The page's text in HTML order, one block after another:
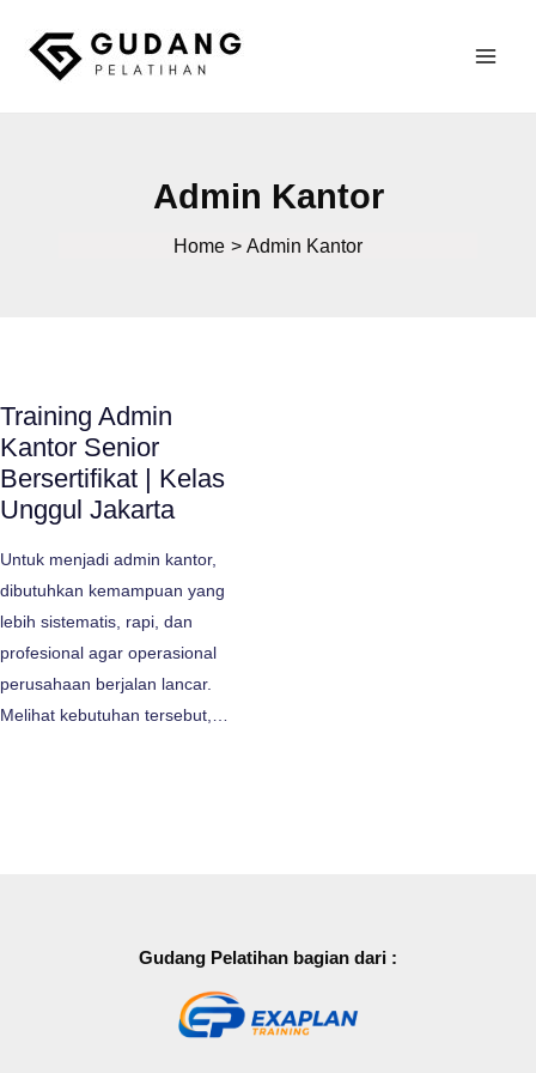
content
Admin Kantor
Home Admin Kantor
Training Admin
Kantor Senior
Bersertifikat | Kelas
Unggul Jakarta
Untuk menjadi admin kantor,
dibutuhkan kemampuan yang
lebih sistematis, rapi, dan
profesional agar operasional
perusahaan berjalan lancar.
Melihat kebutuhan tersebut,…
Gudang Pelatihan bagian dari :